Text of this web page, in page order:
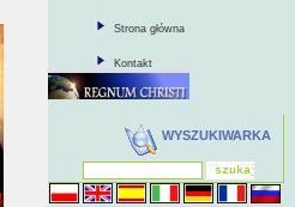
Strona główna
Kontakt
WYSZUKIWARKA